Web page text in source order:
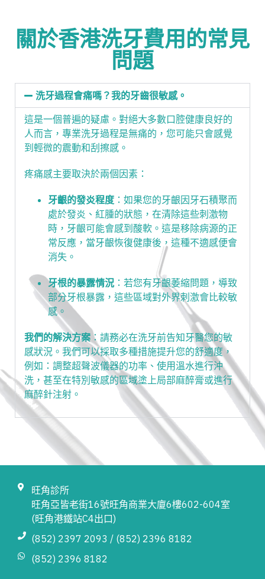
關於香港洗牙費用的常見
問題
洗牙過程會痛嗎？我的牙齒很敏感。
這是一個普遍的疑慮。對絕大多數口腔健康良好的
人而言，專業洗牙過程是無痛的，您可能只會感覺
到輕微的震動和刮擦感。
疼痛感主要取決於兩個因素：
牙齦的發炎程度 ：如果您的牙齦因牙石積聚而
處於發炎、紅腫的狀態，在清除這些刺激物
時，牙齦可能會感到酸軟。這是移除病源的正
常反應，當牙齦恢復健康後，這種不適感便會
消失。
牙根的暴露情況 ：若您有牙齦萎縮問題，導致
部分牙根暴露，這些區域對外界刺激會比較敏
感。
我們的解決方案 ：請務必在洗牙前告知牙醫您的敏
感狀況。我們可以採取多種措施提升您的舒適度，
例如：調整超聲波儀器的功率、使用溫水進行沖
洗，甚至在特別敏感的區域塗上局部麻醉膏或進行
麻醉針注射。
旺角診所
旺角亞皆老街16號旺角商業大廈6樓602-604室
(旺角港鐵站C4出口)
(852) 2397 2093 / (852) 2396 8182
(852) 2396 8182